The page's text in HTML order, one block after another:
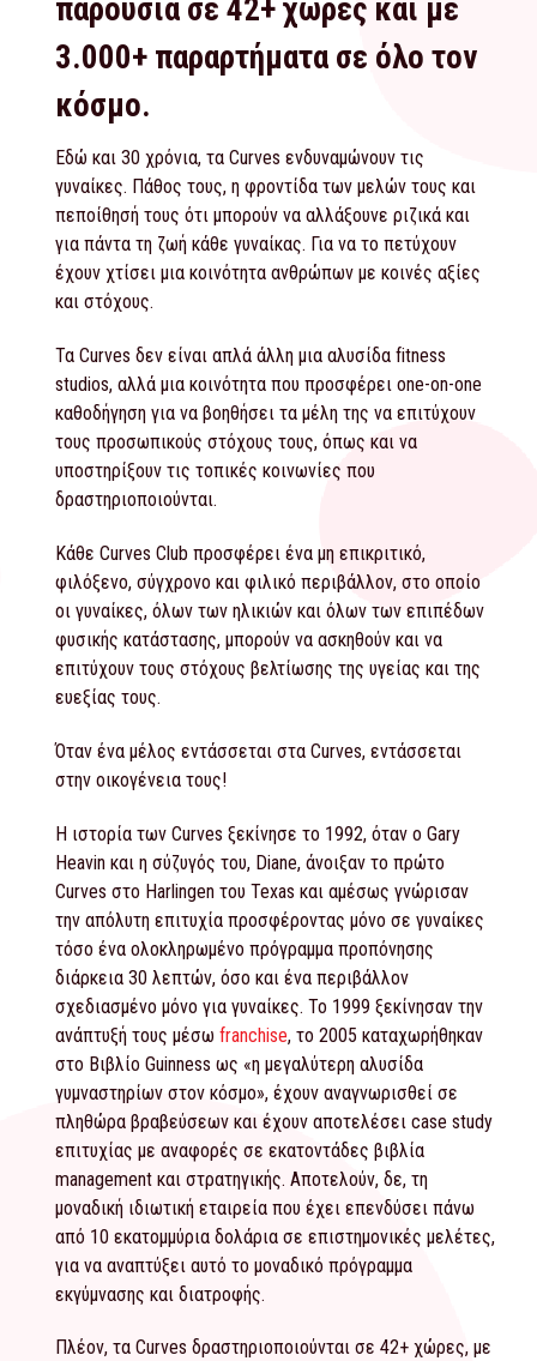
παρουσία σε 42+ χώρες και με
3.000+ παραρτήματα σε όλο τον
κόσμο.
Εδώ και 30 χρόνια, τα Curves ενδυναμώνουν τις
γυναίκες. Πάθος τους, η φροντίδα των μελών τους και
πεποίθησή τους ότι μπορούν να αλλάξουνε ριζικά και
για πάντα τη ζωή κάθε γυναίκας. Για να το πετύχουν
έχουν χτίσει μια κοινότητα ανθρώπων με κοινές αξίες
και στόχους.
Τα Curves δεν είναι απλά άλλη μια αλυσίδα fitness
studios, αλλά μια κοινότητα που προσφέρει one-on-one
καθοδήγηση για να βοηθήσει τα μέλη της να επιτύχουν
τους προσωπικούς στόχους τους, όπως και να
υποστηρίξουν τις τοπικές κοινωνίες που
δραστηριοποιούνται.
Κάθε Curves Club προσφέρει ένα μη επικριτικό,
φιλόξενο, σύγχρονο και φιλικό περιβάλλον, στο οποίο
οι γυναίκες, όλων των ηλικιών και όλων των επιπέδων
φυσικής κατάστασης, μπορούν να ασκηθούν και να
επιτύχουν τους στόχους βελτίωσης της υγείας και της
ευεξίας τους.
Όταν ένα μέλος εντάσσεται στα Curves, εντάσσεται
στην οικογένεια τους!
Η ιστορία των Curves ξεκίνησε το 1992, όταν ο Gary
Heavin και η σύζυγός του, Diane, άνοιξαν το πρώτο
Curves στο Harlingen του Texas και αμέσως γνώρισαν
την απόλυτη επιτυχία προσφέροντας μόνο σε γυναίκες
τόσο ένα ολοκληρωμένο πρόγραμμα προπόνησης
διάρκεια 30 λεπτών, όσο και ένα περιβάλλον
σχεδιασμένο μόνο για γυναίκες. Το 1999 ξεκίνησαν την
ανάπτυξή τους μέσω franchise, το 2005 καταχωρήθηκαν
στο Βιβλίο Guinness ως «η μεγαλύτερη αλυσίδα
γυμναστηρίων στον κόσμο», έχουν αναγνωρισθεί σε
πληθώρα βραβεύσεων και έχουν αποτελέσει case study
επιτυχίας με αναφορές σε εκατοντάδες βιβλία
management και στρατηγικής. Αποτελούν, δε, τη
μοναδική ιδιωτική εταιρεία που έχει επενδύσει πάνω
από 10 εκατομμύρια δολάρια σε επιστημονικές μελέτες,
για να αναπτύξει αυτό το μοναδικό πρόγραμμα
εκγύμνασης και διατροφής.
Πλέον, τα Curves δραστηριοποιούνται σε 42+ χώρες, με